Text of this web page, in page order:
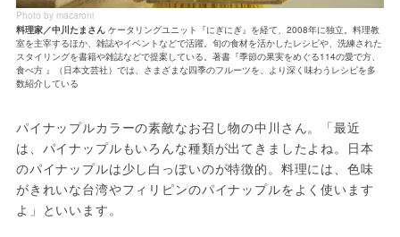
Photo by macaroni
料理家／中川たまさんケータリングユニット『にぎにぎ』を経て、2008年に独立。料理教
室を主宰するほか、雑誌やイベントなどで活躍。旬の食材を活かしたレシピや、洗練された
スタイリングを書籍や雑誌などで提案している。著書『季節の果実をめぐる114の愛で方、
食べ方 』（日本文芸社）では、さまざまな四季のフルーツを、より深く味わうレシピを多
数紹介している
パイナップルカラーの素敵なお召し物の中川さん。「最近
は、パイナップルもいろんな種類が出てきましたよね。日本
のパイナップルは少し白っぽいのが特徴的。料理には、色味
がきれいな台湾やフィリピンのパイナップルをよく使います
よ」といいます。